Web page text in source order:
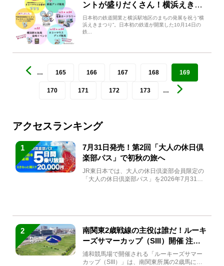
ントが盛りだくさん！横浜えきま
つり2024
日本初の鉄道開業と横浜駅地区のまちの発展を祝う“横
浜えきまつり”。日本初の鉄道が開業した10月14日の
鉄...
… 165 166 167 168 169
170 171 172 173 …
アクセスランキング
1
7月31日発売！第2回「大人の休日倶
楽部パス」で初秋の旅へ
JR東日本では、大人の休日倶楽部会員限定の
「大人の休日倶楽部パス」を2026年7月31日
2
南関東2歳戦線の主役は誰だ！ルーキ
ーズサマーカップ（SIII）開催 注目
馬と見どころをチェック
浦和競馬場で開催される「ルーキーズサマー
カップ（SIII）」は、南関東所属の2歳馬によ